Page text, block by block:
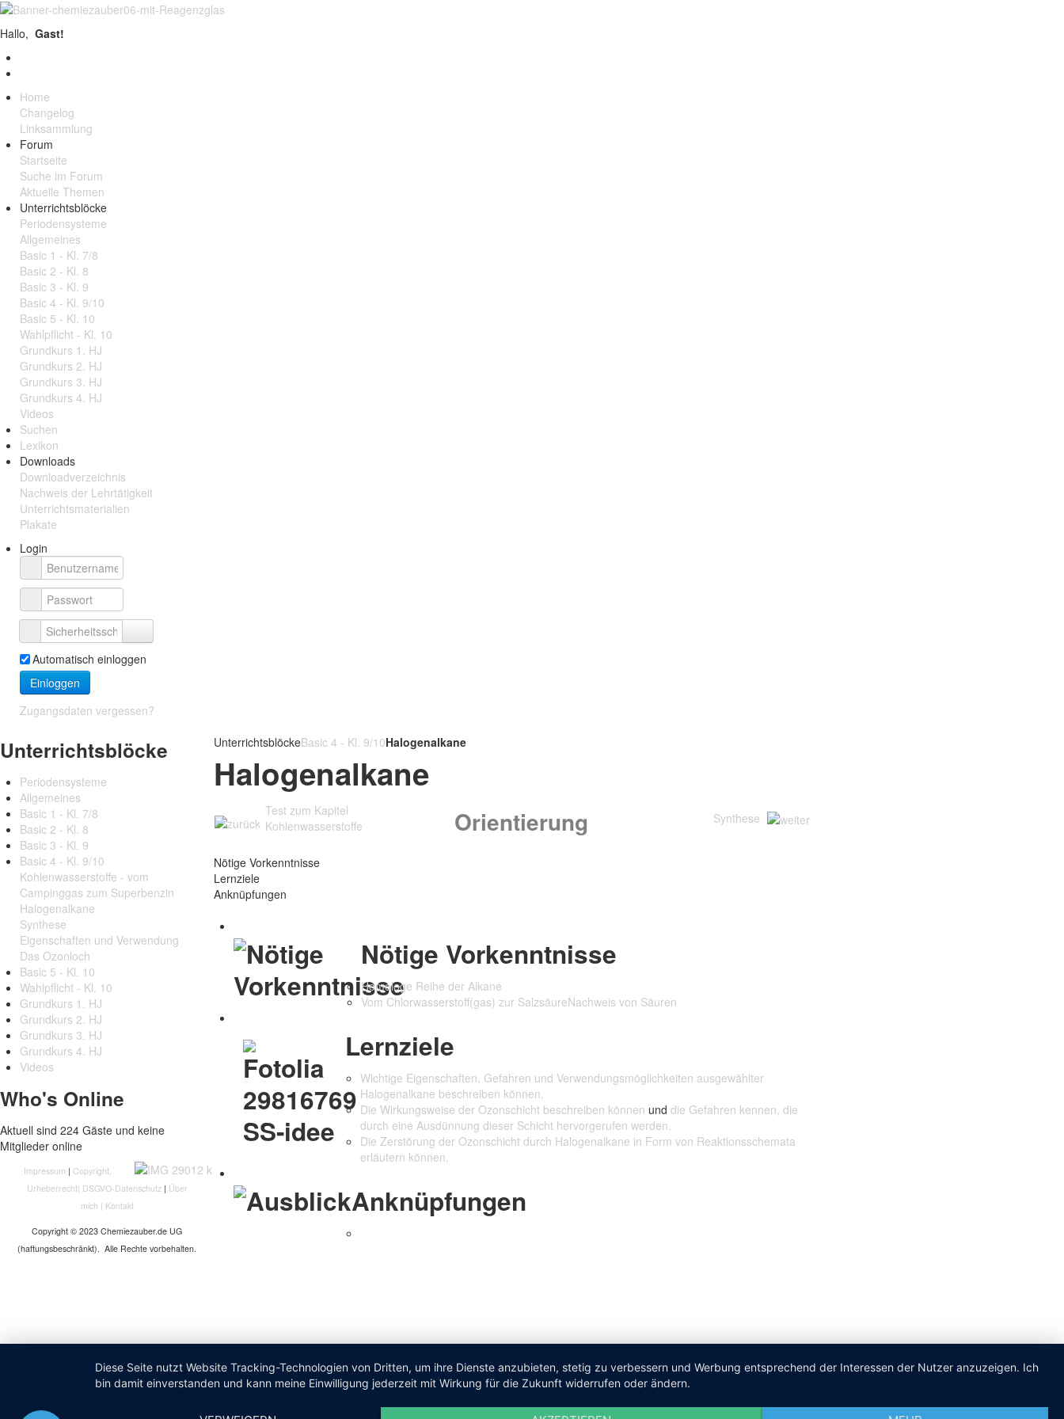
Hallo, Gast!
Home
Changelog
Linksammlung
Forum
Startseite
Suche im Forum
Aktuelle Themen
Unterrichtsblöcke
Periodensysteme
Allgemeines
Basic 1 - Kl. 7/8
Basic 2 - Kl. 8
Basic 3 - Kl. 9
Basic 4 - Kl. 9/10
Basic 5 - Kl. 10
Wahlpflicht - Kl. 10
Grundkurs 1. HJ
Grundkurs 2. HJ
Grundkurs 3. HJ
Grundkurs 4. HJ
Videos
Suchen
Lexikon
Downloads
Downloadverzeichnis
Nachweis der Lehrtätigkeit
Unterrichtsmaterialien
Plakate
Login
Automatisch einloggen
Einloggen
Zugangsdaten vergessen?
UnterrichtsblöckeBasic 4 - Kl. 9/10Halogenalkane
Halogenalkane
Test zum Kapitel
Kohlenwasserstoffe
Orientierung Synthese
Nötige Vorkenntnisse
Lernziele
Anknüpfungen
Nötige Vorkenntnisse
Homologe Reihe der Alkane
Vom Chlorwasserstoff(gas) zur SalzsäureNachweis von Säuren
Lernziele
Wichtige Eigenschaften, Gefahren und Verwendungsmöglichkeiten ausgewählter
Halogenalkane beschreiben können.
Die Wirkungsweise der Ozonschicht beschreiben können und die Gefahren kennen, die
durch eine Ausdünnung dieser Schicht hervorgerufen werden.
Die Zerstörung der Ozonschicht durch Halogenalkane in Form von Reaktionsschemata
erläutern können.
Anknüpfungen
Unterrichtsblöcke
Periodensysteme
Allgemeines
Basic 1 - Kl. 7/8
Basic 2 - Kl. 8
Basic 3 - Kl. 9
Basic 4 - Kl. 9/10
Kohlenwasserstoffe - vom
Campinggas zum Superbenzin
Halogenalkane
Synthese
Eigenschaften und Verwendung
Das Ozonloch
Basic 5 - Kl. 10
Wahlpflicht - Kl. 10
Grundkurs 1. HJ
Grundkurs 2. HJ
Grundkurs 3. HJ
Grundkurs 4. HJ
Videos
Who's Online
Aktuell sind 224 Gäste und keine
Mitglieder online
Impressum | Copyright,
Urheberrecht| DSGVO-Datenschutz| Über
mich | Kontakt
Copyright © 2023 Chemiezauber.de UG
(haftungsbeschränkt). Alle Rechte vorbehalten.
Diese Seite nutzt Website Tracking-Technologien von Dritten, um ihre Dienste anzubieten, stetig zu verbessern und Werbung entsprechend der Interessen der Nutzer anzuzeigen. Ich
bin damit einverstanden und kann meine Einwilligung jederzeit mit Wirkung für die Zukunft widerrufen oder ändern.